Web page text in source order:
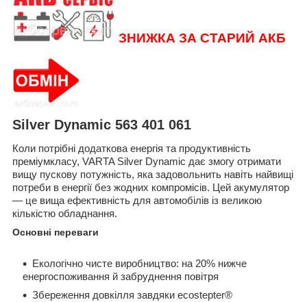
ЗНИЖКА ЗА СТАРИЙ АКБ
Silver Dynamic 563 401 061
Коли потрібні додаткова енергія та продуктивність
преміумкласу, VARTA Silver Dynamic дає змогу отримати
вищу пускову потужність, яка задовольнить навіть найвищі
потреби в енергії без жодних компромісів. Цей акумулятор
— це вища ефективність для автомобілів із великою
кількістю обладнання.
Основні переваги
Екологічно чисте виробництво: на 20% нижче
енергоспоживання й забруднення повітря
Збереження довкілля завдяки ecostepter®